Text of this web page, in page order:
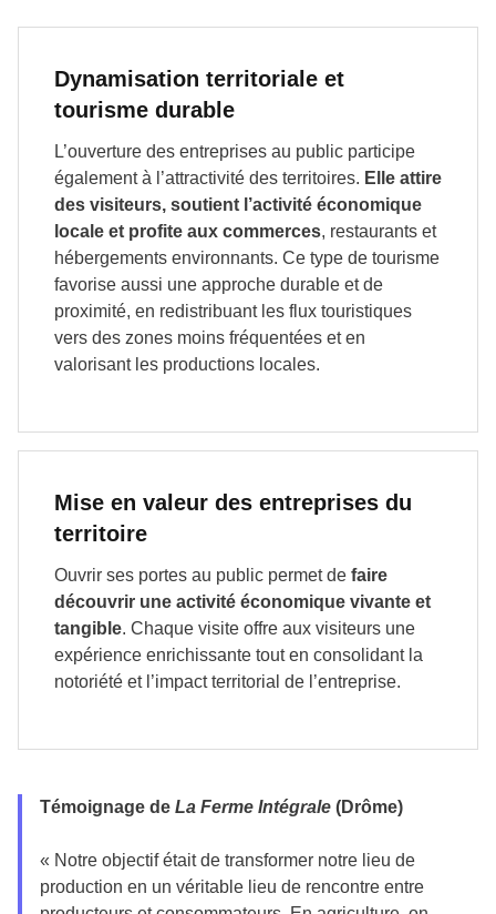
Dynamisation territoriale et
tourisme durable
L’ouverture des entreprises au public participe
également à l’attractivité des territoires. Elle attire
des visiteurs, soutient l’activité économique
locale et profite aux commerces, restaurants et
hébergements environnants. Ce type de tourisme
favorise aussi une approche durable et de
proximité, en redistribuant les flux touristiques
vers des zones moins fréquentées et en
valorisant les productions locales.
Mise en valeur des entreprises du
territoire
Ouvrir ses portes au public permet de faire
découvrir une activité économique vivante et
tangible. Chaque visite offre aux visiteurs une
expérience enrichissante tout en consolidant la
notoriété et l’impact territorial de l’entreprise.
Témoignage de La Ferme Intégrale (Drôme)
« Notre objectif était de transformer notre lieu de
production en un véritable lieu de rencontre entre